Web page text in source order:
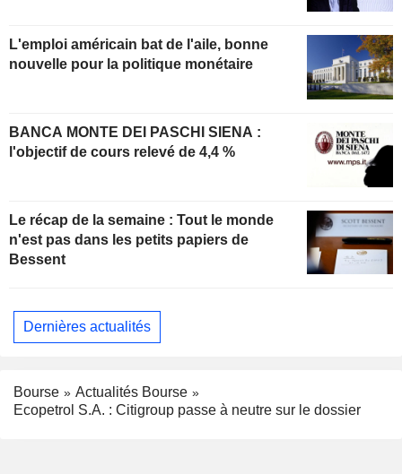
L'emploi américain bat de l'aile, bonne
nouvelle pour la politique monétaire
BANCA MONTE DEI PASCHI SIENA :
l'objectif de cours relevé de 4,4 %
Le récap de la semaine : Tout le monde
n'est pas dans les petits papiers de
Bessent
Dernières actualités
Bourse
Actualités Bourse
Ecopetrol S.A. : Citigroup passe à neutre sur le dossier